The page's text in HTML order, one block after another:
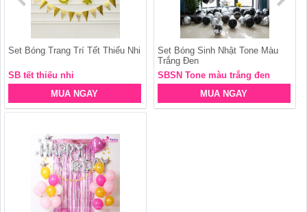
Set Bóng Trang Trí Tết Thiếu Nhi
SB tết thiếu nhi
MUA NGAY
Set Bóng Sinh Nhật Tone Màu
Trắng Đen
SBSN Tone màu trắng đen
MUA NGAY